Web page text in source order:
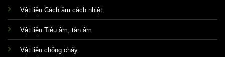
Vật liệu Cách âm cách nhiệt
Vật liệu Tiêu âm, tán âm
Vật liệu chống cháy